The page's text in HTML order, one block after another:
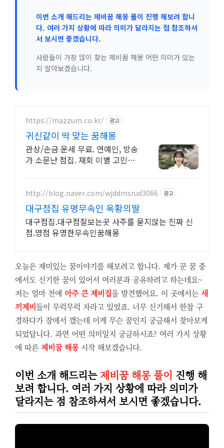
이번 소개 해드리는 제비꿈 해몽 풀이 진행 해보려 합니
다. 여러 가지 상황에 따라 의미가 달라지는 점 참조하셔
서 보시면 좋겠습니다.
사람들이 가장 많이 찾는 제비꿈 해몽 어떤 의미가 있는
지 알아보겠습니다.
https://mazzum.co.kr/ 광고
귀신같이 딱 맞는 꿈해몽
관상/손금 운세 무료. 연예인, 방송
가 소문난 점집. 재회 이별 고민
http://blog.naver.com/wjddmsrud3066 광고
대구점집 유명무속인 옥황의딸
대구점집.대구점잘보는곳 사주를 묻지않는 진짜 신
점.영점 유명한무속인꿈해몽
오늘은 재미있는 꿈이야기를 해보려고 합니다. 제가 꾼 꿈 중
에서도 신기한 꿈이 있어서 여러분과 공유하려고 하는데요~
저는 얼마 전에 아주 큰 제비집을 발견했어요. 이 곳에서는 새
끼제비들이 무럭무럭 자라고 있었죠. 너무 신기해서 한참 구
경하다가 잠에서 깼는데 이게 무슨 꿈인지 궁금해서 찾아보게
되었답니다. 과연 어떤 의미일지 궁금하시죠? 여러 가지 상황
에 따른 제비꿈 해몽시작 해보겠습니다.
이번 소개 해드리는 제비꿈 해몽 풀이 진행 해
보려 합니다. 여러 가지 상황에 따라 의미가
달라지는 점 참조하셔서 보시면 좋겠습니다.